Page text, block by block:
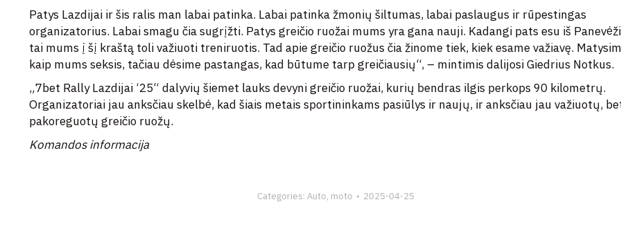
Patys Lazdijai ir šis ralis man labai patinka. Labai patinka žmonių šiltumas, labai paslaugus ir rūpestingas
organizatorius. Labai smagu čia sugrįžti. Patys greičio ruožai mums yra gana nauji. Kadangi pats esu iš
tai mums į šį kraštą toli važiuoti treniruotis. Tad apie greičio ruožus čia žinome tiek, kiek esame važiavę.
kaip mums seksis, tačiau dėsime pastangas, kad būtume tarp greičiausių“, – mintimis dalijosi Giedrius Notkus.
„7bet Rally Lazdijai ‘25“ dalyvių šiemet lauks devyni greičio ruožai, kurių bendras ilgis perkops 90 kilometrų.
Organizatoriai jau anksčiau skelbė, kad šiais metais sportininkams pasiūlys ir naujų, ir anksčiau jau važiuotų,
pakoreguotų greičio ruožų.
Komandos informacija
Categories: Auto, moto 2025-04-25